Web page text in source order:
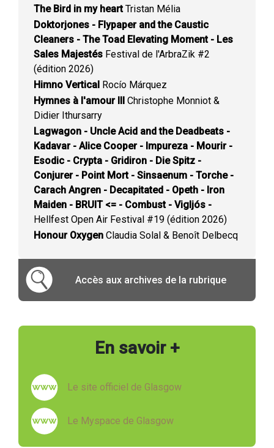
The Bird in my heartTristan Mélia
Doktorjones - Flypaper and the Caustic
Cleaners - The Toad Elevating Moment - Les
Sales Majestés Festival de l'ArbraZik #2
(édition 2026)
Himno Vertical Rocío Márquez
Hymnes à l'amour III Christophe Monniot &
Didier Ithursarry
Lagwagon - Uncle Acid and the Deadbeats -
Kadavar - Alice Cooper - Impureza - Mourir -
Esodic - Crypta - Gridiron - Die Spitz -
Conjurer - Point Mort - Sinsaenum - Torche -
Carach Angren - Decapitated - Opeth - Iron
Maiden - BRUIT <= - Combust - Vigljós -
Hellfest Open Air Festival #19 (édition 2026)
Honour Oxygen Claudia Solal & Benoît Delbecq
Accès aux archives de la rubrique
En savoir +
Le site officiel de Glasgow
Le Myspace de Glasgow